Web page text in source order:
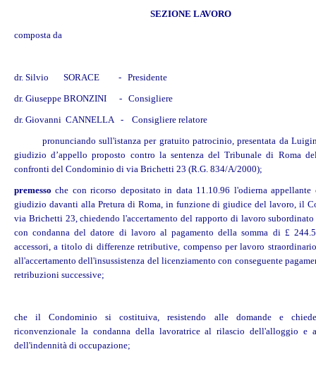
SEZIONE LAVORO
composta da
dr. Silvio SORACE - Presidente
dr. Giuseppe BRONZINI - Consigliere
dr. Giovanni CANNELLA - Consigliere relatore
pronunciando sull'istanza per gratuito patrocinio, presentata da
giudizio d’appello proposto contro la sentenza del Tribunale di Roma
confronti del Condominio di via Brichetti 23 (R.G. 834/A/2000);
premessoche con ricorso depositato in data 11.10.96 l'odierna appellante
giudizio davanti alla Pretura di Roma, in funzione di giudice del lavoro, il
via Brichetti 23, chiedendo l'accertamento del rapporto di lavoro
con condanna del datore di lavoro al pagamento della somma di £
accessori, a titolo di differenze retributive, compenso per lavoro
all'accertamento dell'insussistenza del licenziamento con conseguente
retribuzioni successive;
che il Condominio si costituiva, resistendo alle domande e
riconvenzionale la condanna della lavoratrice al rilascio dell'alloggio e
dell'indennità di occupazione;